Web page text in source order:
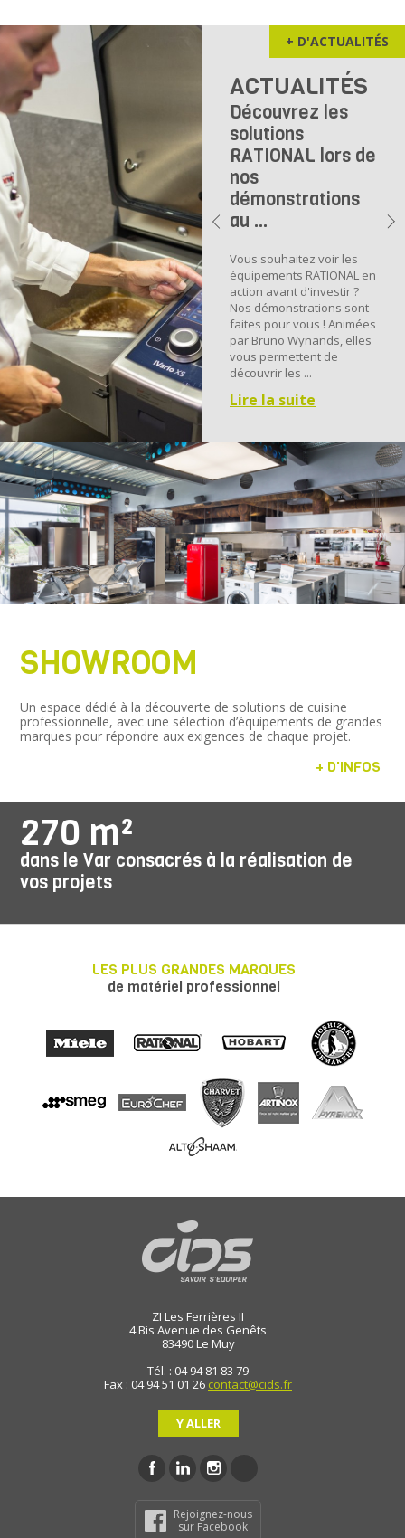
+ D'ACTUALITÉS
ACTUALITÉS
Découvrez les
solutions
RATIONAL lors de
nos
démonstrations
au ...
Vous souhaitez voir les
équipements RATIONAL en
action avant d'investir ?
Nos démonstrations sont
faites pour vous ! Animées
par Bruno Wynands, elles
vous permettent de
découvrir les ...
Lire la suite
SHOWROOM
Un espace dédié à la découverte de solutions de cuisine
professionnelle, avec une sélection d’équipements de grandes
marques pour répondre aux exigences de chaque projet.
+ D'INFOS
270 m²
dans le Var consacrés à la réalisation de
vos projets
LES PLUS GRANDES MARQUES
de matériel professionnel
ZI Les Ferrières II
4 Bis Avenue des Genêts
83490Le Muy
Tél. : 04 94 81 83 79
Fax : 04 94 51 01 26 contact@cids.fr
Y ALLER
Rejoignez-nous
sur Facebook